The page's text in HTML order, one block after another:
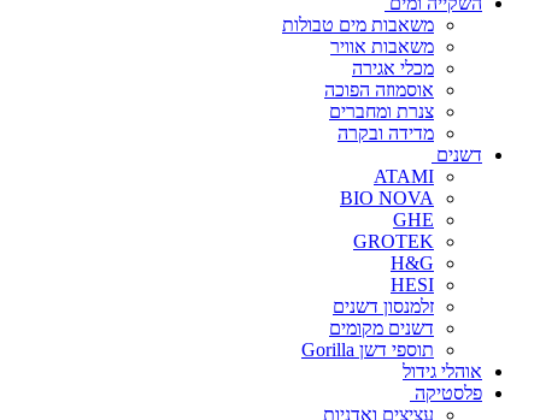
משאבות מים טבולות
משאבות אוויר
מכלי אגירה
אוסמוזה הפוכה
צנרת ומחברים
מדידה ובקרה
דשנים
ATAMI
BIO NOVA
GHE
GROTEK
H&G
HESI
זלמנסון דשנים
דשנים מקומים
תוספי דשן Gorilla
אוהלי גידול
פלסטיקה
עציצים ואדניות